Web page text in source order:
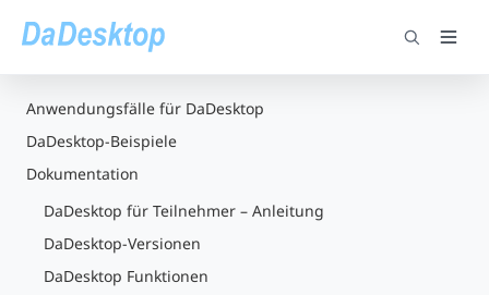
Anwendungsfälle für DaDesktop
DaDesktop-Beispiele
Dokumentation
DaDesktop für Teilnehmer – Anleitung
DaDesktop-Versionen
DaDesktop Funktionen